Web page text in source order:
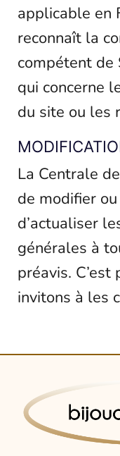
applicable en
reconnaît la
compétent de
qui concerne
du site ou les
La Centrale
de modifier
d’actualiser
générales à
préavis. C’est
invitons à les